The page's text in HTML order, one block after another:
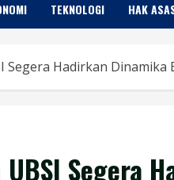
TEKNOLOGI HAK
Segera Hadirkan
Segera